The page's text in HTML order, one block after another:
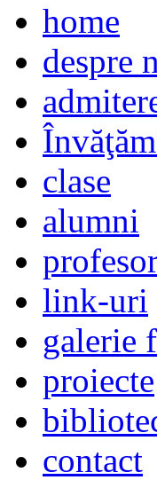
home
despre
clase
alumni
link-uri
galerie
proiecte
contact